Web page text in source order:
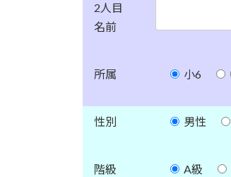
2人目
名前
所属 小6
性別 男性
階級 A級